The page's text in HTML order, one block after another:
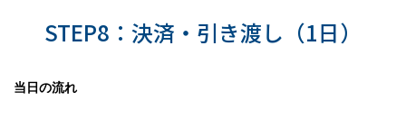
STEP8：決済・引き渡し（1日）
当日の流れ